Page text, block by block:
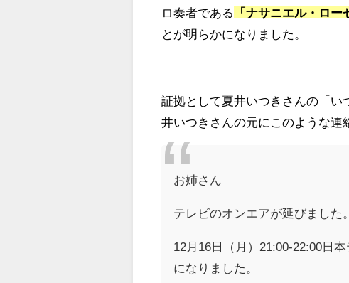
ロ奏者である
「ナサニエル・ロ
とが明らかになりました。
証拠として夏井いつきさんの「い
井いつきさんの元にこのような連
お姉さん
テレビのオンエアが延びました。
12月16日（月）21:00-22:00日
になりました。